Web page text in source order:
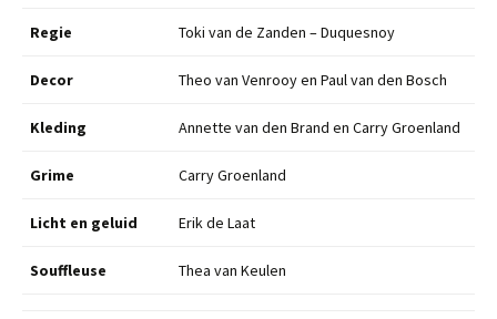
Regie Toki van de Zanden – Duquesnoy
Decor Theo van Venrooy en Paul van den Bosch
Kleding Annette van den Brand en Carry Groenland
Grime Carry Groenland
Licht en geluid Erik de Laat
Souffleuse Thea van Keulen